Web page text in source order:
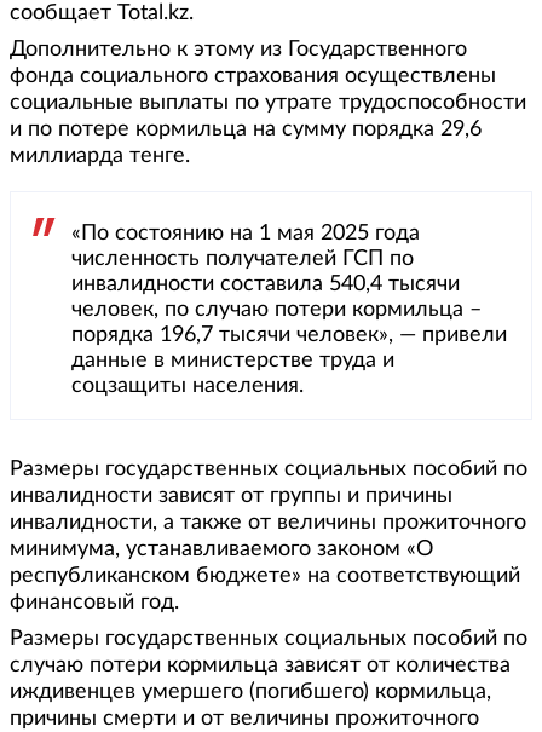
сообщает Total.kz.
Дополнительно к этому из Государственного
фонда социального страхования осуществлены
социальные выплаты по утрате трудоспособности
и по потере кормильца на сумму порядка 29,6
миллиарда тенге.
«По состоянию на 1 мая 2025 года
численность получателей ГСП по
инвалидности составила 540,4 тысячи
человек, по случаю потери кормильца –
порядка 196,7 тысячи человек», — привели
данные в министерстве труда и
соцзащиты населения.
Размеры государственных социальных пособий по
инвалидности зависят от группы и причины
инвалидности, а также от величины прожиточного
минимума, устанавливаемого законом «О
республиканском бюджете» на соответствующий
финансовый год.
Размеры государственных социальных пособий по
случаю потери кормильца зависят от количества
иждивенцев умершего (погибшего) кормильца,
причины смерти и от величины прожиточного